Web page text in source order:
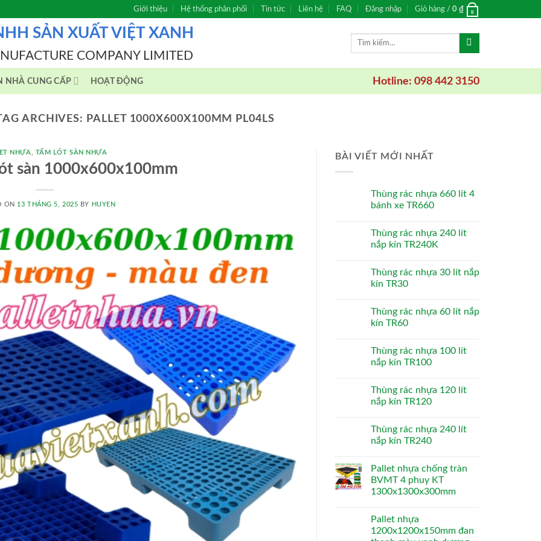
Giới thiệu Hệ thống phân phối Tin tức Liên hệ FAQ Đăng nhập Giỏ hàng / 0 ₫ 0
SẢN XUẤT VIỆT XANH
COMPANY LIMITED
Tìm
NHÀ CUNG CẤP HOẠT ĐỘNG Hotline: 098 442 3150
ARCHIVES: PALLET 1000X600X100MM PL04LS
NHỰA TẤM LÓT SÀN NHỰA
sàn 1000x600x100mm
ON 13 THÁNG 5, 2025 BY HUYEN
BÀI VIẾT MỚI NHẤT
Thùng rác nhựa 660 lít 4
bánh xe TR660
Thùng rác nhựa 240 lít
nắp kín TR240K
Thùng rác nhựa 30 lít nắp
kín TR30
Thùng rác nhựa 60 lít nắp
kín TR60
Thùng rác nhựa 100 lít
nắp kín TR100
Thùng rác nhựa 120 lít
nắp kín TR120
Thùng rác nhựa 240 lít
nắp kín TR240
Pallet nhựa chống tràn
BVMT 4 phuy KT
1300x1300x300mm
Pallet nhựa
1200x1200x150mm đan